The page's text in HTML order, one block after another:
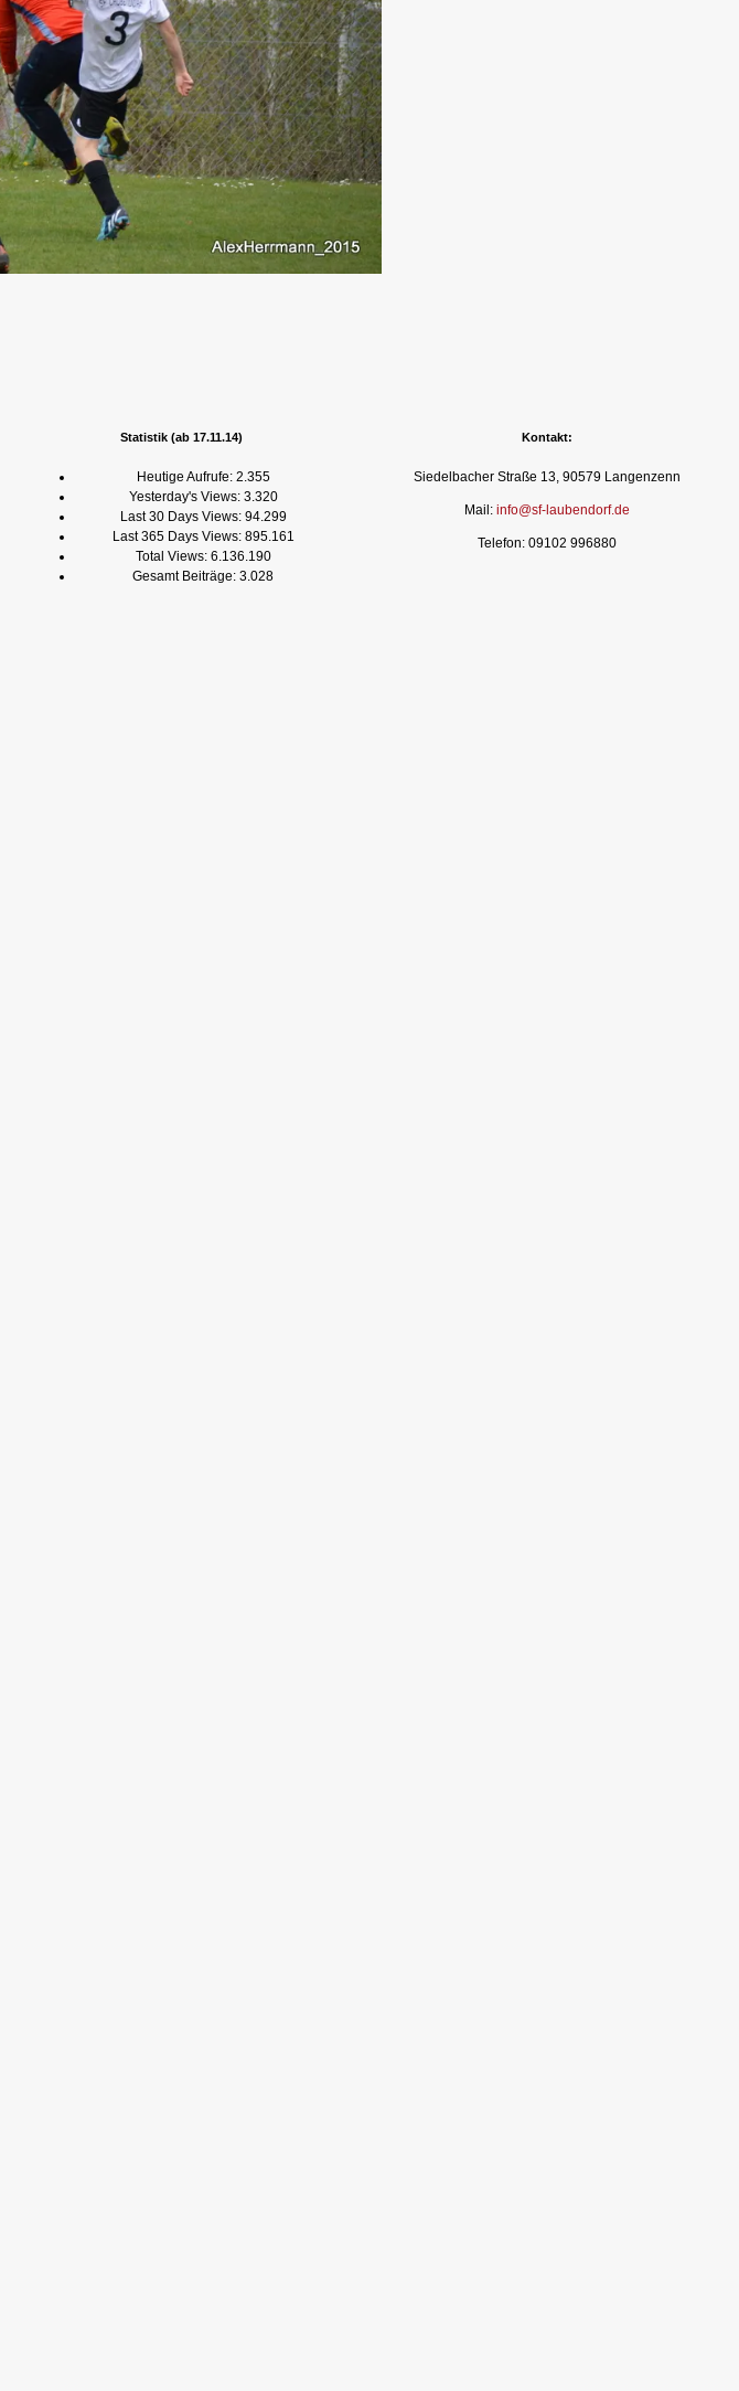
Statistik (ab 17.11.14)
Heutige Aufrufe: 2.355
Yesterday's Views: 3.320
Last 30 Days Views: 94.299
Last 365 Days Views: 895.161
Total Views: 6.136.190
Gesamt Beiträge: 3.028
Kontakt:
Siedelbacher Straße 13, 90579 Langenzenn
Mail: info@sf-laubendorf.de
Telefon: 09102 996880